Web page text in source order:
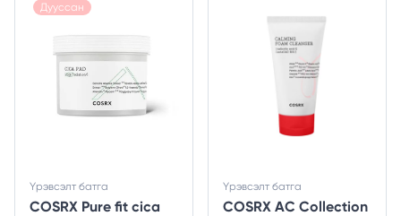
Дууссан
COSRX Pure fit cica
Үрэвсэлт батга
COSRX AC Collection
Үрэвсэлт батга